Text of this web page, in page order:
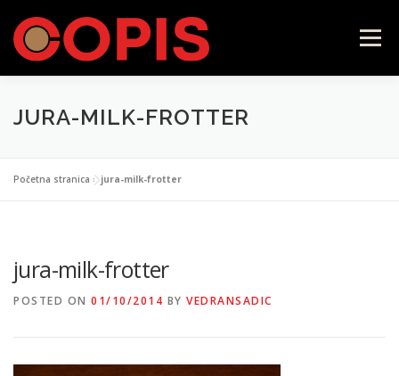
content
Menu
POČETNA LAVAZZA FIRMA
CAFFÉ VERGNANO
KONTAKT WEB SHOP
JURA-MILK-FROTTER
Početna stranica »jura-milk-frotter
jura-milk-frotter
POSTED ON 01/10/2014 BY VEDRANSADIC